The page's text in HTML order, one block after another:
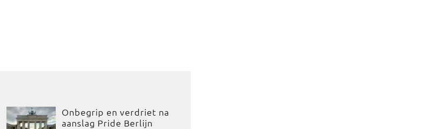
Onbegrip en verdriet na
aanslag Pride Berlijn